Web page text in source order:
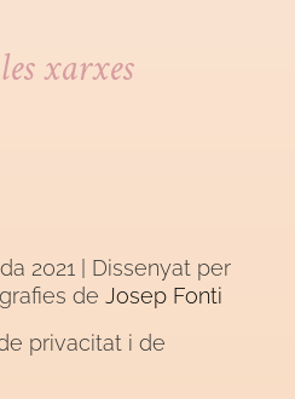
xarxes
2021 | Dissenyat per
de Josep Fonti
privacitat i de